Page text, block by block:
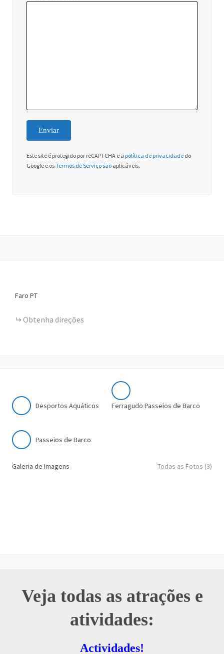
Este site é protegido por reCAPTCHA e a política de privacidade do
Google e osTermos de Serviço são aplicáveis.
Faro PT
Obtenha direções
Desportos Aquáticos Ferragudo Passeios de Barco
Passeios de Barco
Galeria de Imagens Todas as Fotos (3)
Veja todas as atrações e
atividades:
Actividades!